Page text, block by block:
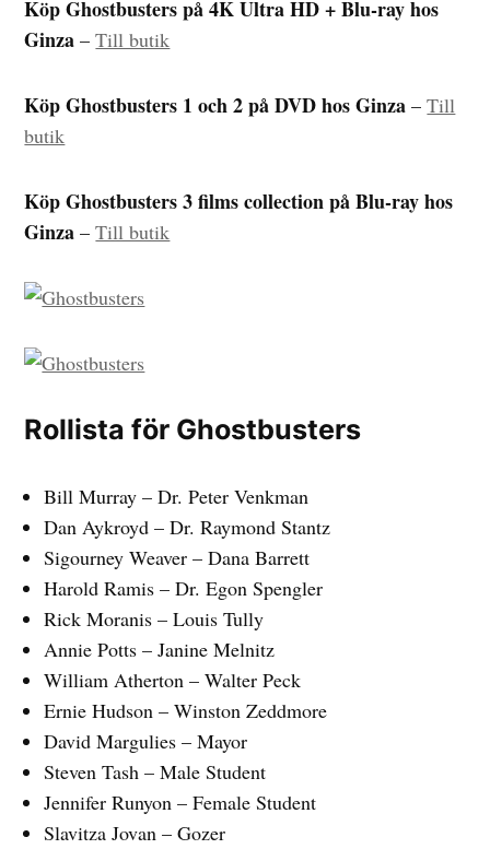
Köp Ghostbusters på 4K Ultra HD + Blu-ray hos
Ginza –Till butik
Köp Ghostbusters 1 och 2 på DVD hos Ginza –Till
butik
Köp Ghostbusters 3 films collection på Blu-ray hos
Ginza –Till butik
Rollista för Ghostbusters
Bill Murray – Dr. Peter Venkman
Dan Aykroyd – Dr. Raymond Stantz
Sigourney Weaver – Dana Barrett
Harold Ramis – Dr. Egon Spengler
Rick Moranis – Louis Tully
Annie Potts – Janine Melnitz
William Atherton – Walter Peck
Ernie Hudson – Winston Zeddmore
David Margulies – Mayor
Steven Tash – Male Student
Jennifer Runyon – Female Student
Slavitza Jovan – Gozer